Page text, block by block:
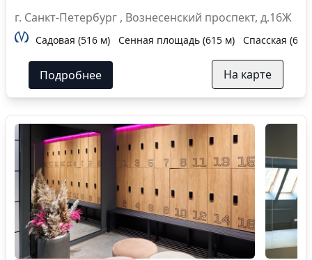
г. Санкт-Петербург , Вознесенский проспект, д.16Ж
Садовая (516 м) Сенная площадь (615 м) Спасская
Подробнее На карте